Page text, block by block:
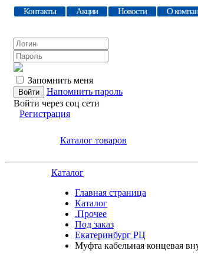
Контакты Акции Новости О
Запомнить меня
Напомнить пароль
Войти через соц сети
Регистрация
Каталог товаров
Каталог
Главная страница
Каталог
.Прочее
Под заказ
Екатеринбург РЦ
Муфта кабельная концевая